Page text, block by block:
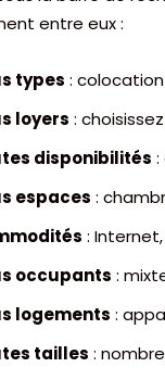
entre eux :
types :
loyers :
disponibilités
espaces :
:
occupants :
logements :
tailles :